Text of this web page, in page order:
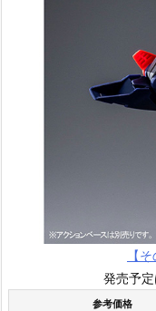
【
発売予
参考価格